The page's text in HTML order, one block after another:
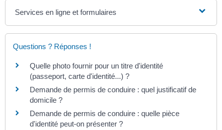
Services en ligne et formulaires
Questions ? Réponses !
Quelle photo fournir pour un titre d'identité
(passeport, carte d'identité...) ?
Demande de permis de conduire : quel justificatif de
domicile ?
Demande de permis de conduire : quelle pièce
d'identité peut-on présenter ?